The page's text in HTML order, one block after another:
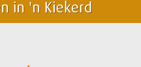
in 'n Kiekerd